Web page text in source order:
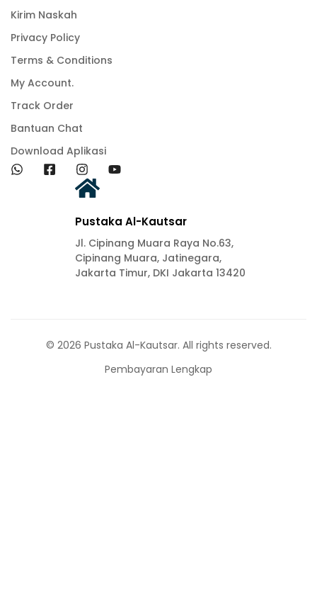
Kirim Naskah
Privacy Policy
Terms & Conditions
My Account.
Track Order
Bantuan Chat
Download Aplikasi
Pustaka Al-Kautsar
Jl. Cipinang Muara Raya No.63,
Cipinang Muara, Jatinegara,
Jakarta Timur, DKI Jakarta 13420
© 2026 Pustaka Al-Kautsar. All rights reserved.
Pembayaran Lengkap